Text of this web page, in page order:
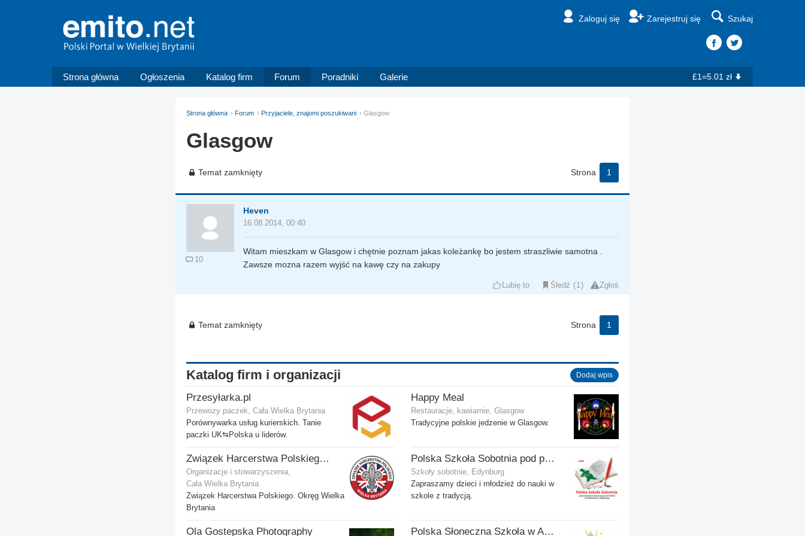
Zaloguj się Zarejestruj się Szukaj
Strona główna Ogłoszenia Katalog firm Forum Poradniki Galerie £1=5.01 zł
Strona główna Forum Przyjaciele, znajomi poszukiwani Glasgow
Glasgow
Temat zamknięty Strona 1
10
Heven
16.08.2014, 00:40
Witam mieszkam w Glasgow i chętnie poznam jakas koleżankę bo jestem straszliwie samotna .
Zawsze mozna razem wyjść na kawę czy na zakupy
Lubię to Śledź 1 Zgłoś
Temat zamknięty Strona 1
Katalog firm i organizacji Dodaj wpis
Przesyłarka.pl
Przewozy paczek, Cała Wielka Brytania
Porównywarka usług kurierskich. Tanie
paczki UK⇆Polska u liderów.
Happy Meal
Restauracje, kawiarnie, Glasgow
Tradycyjne polskie jedzenie w Glasgow.
Związek Harcerstwa Polskiego w Wielkiej Brytanii
Organizacje i stowarzyszenia,
Cała Wielka Brytania
Związek Harcerstwa Polskiego. Okręg Wielka
Brytania
Polska Szkoła Sobotnia pod patronatem SPK w Edynburgu - Filia Stenhouse
Szkoły sobotnie, Edynburg
Zapraszamy dzieci i młodzież do nauki w
szkole z tradycją.
Ola Gostepska Photography Polska Słoneczna Szkoła w Aberdeen